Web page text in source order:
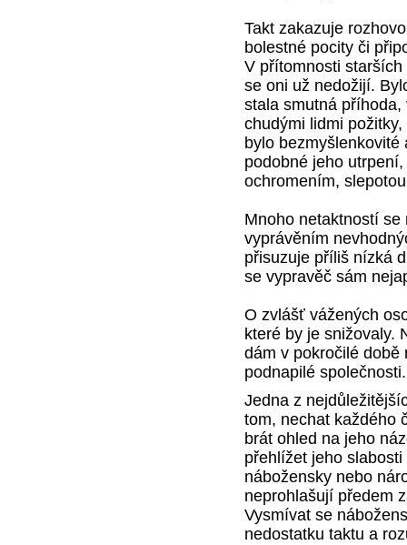
Takt zakazuje
bolestné pocity či
V přítomnosti
se oni už nedožijí.
stala smutná
chudými lidmi
bylo
podobné jeho
ochromením,
Mnoho netaktností
vyprávěním
přisuzuje příliš nízká
se vypravěč sám
O zvlášť vážených
které by je snižovaly.
dám v pokročilé době
podnapilé společnosti.
Jedna z
tom, nechat každého
brát ohled na jeho
přehlížet jeho
nábožensky nebo
neprohlašují předem
Vysmívat se
nedostatku taktu a